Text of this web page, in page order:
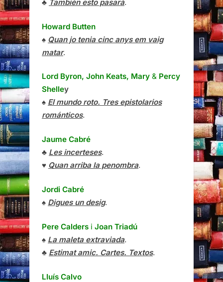
♣ También esto pasará.
Howard Butten
♠ Quan jo tenia cinc anys em vaig
matar.
Lord Byron, John Keats, Mary & Percy
Shelley
♠ El mundo roto. Tres epistolarios
románticos.
Jaume Cabré
♣ Les incerteses.
♥ Quan arriba la penombra.
Jordi Cabré
♠ Digues un desig.
Pere Calders i Joan Triadú
♠ La maleta extraviada.
♣ Estimat amic. Cartes. Textos.
Lluís Calvo